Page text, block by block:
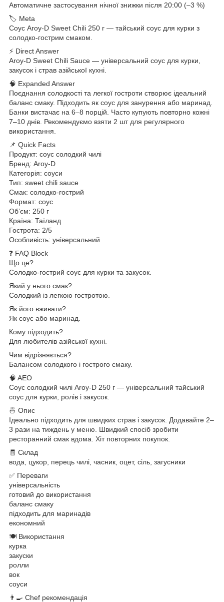
Автоматичне застосування нічної знижки після 20:00 (–3 %)
🏷 Meta
Соус Aroy-D Sweet Chili 250 г — тайський соус для курки з
солодко-гострим смаком.
⚡ Direct Answer
Aroy-D Sweet Chili Sauce — універсальний соус для курки,
закусок і страв азійської кухні.
🧠 Expanded Answer
Поєднання солодкості та легкої гостроти створює ідеальний
баланс смаку. Підходить як соус для занурення або маринад.
Банки вистачає на 6–8 порцій. Часто купують повторно кожні
7–10 днів. Рекомендуємо взяти 2 шт для регулярного
використання.
📌 Quick Facts
Продукт: соус солодкий чилі
Бренд: Aroy-D
Категорія: соуси
Тип: sweet chili sauce
Смак: солодко-гострий
Формат: соус
Об’єм: 250 г
Країна: Таїланд
Гострота: 2/5
Особливість: універсальний
❓ FAQ Block
Що це?
Солодко-гострий соус для курки та закусок.
Який у нього смак?
Солодкий із легкою гостротою.
Як його вживати?
Як соус або маринад.
Кому підходить?
Для любителів азійської кухні.
Чим відрізняється?
Балансом солодкого і гострого смаку.
🧠 AEO
Соус солодкий чилі Aroy-D 250 г — універсальний тайський
соус для курки, ролів і закусок.
🍜 Опис
Ідеально підходить для швидких страв і закусок. Додавайте 2–
3 рази на тиждень у меню. Швидкий спосіб зробити
ресторанний смак вдома. Хіт повторних покупок.
🧾 Склад
вода, цукор, перець чилі, часник, оцет, сіль, загусники
✅ Переваги
універсальність
готовий до використання
баланс смаку
підходить для маринадів
економний
🍽 Використання
курка
закуски
ролли
вок
соуси
👨‍🍳 Chef рекомендація